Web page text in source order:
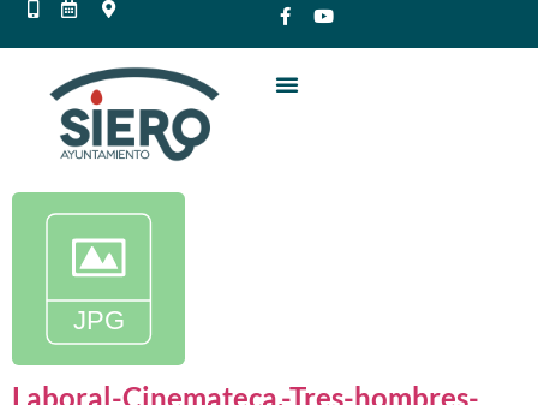
Laboral-Cinemateca.-Tres-hombres-